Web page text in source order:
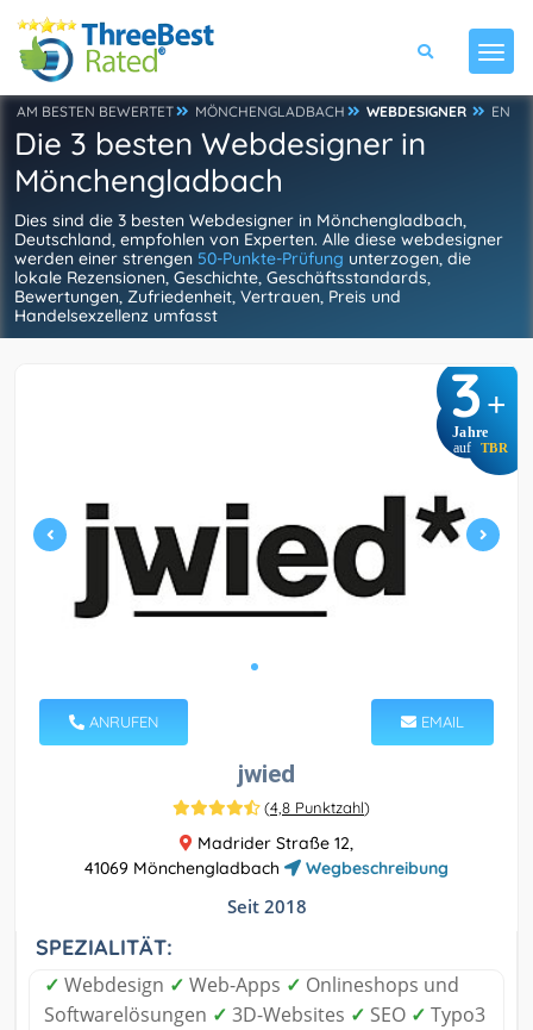
AM BESTEN BEWERTET MÖNCHENGLADBACH WEBDESIGNER EN
Die 3 besten Webdesigner in
Mönchengladbach
Dies sind die 3 besten Webdesigner in Mönchengladbach,
Deutschland, empfohlen von Experten. Alle diese webdesigner
werden einer strengen 50-Punkte-Prüfung unterzogen, die
lokale Rezensionen, Geschichte, Geschäftsstandards,
Bewertungen, Zufriedenheit, Vertrauen, Preis und
Handelsexzellenz umfasst
3+
Jahre
auf TBR
ANRUFEN EMAIL
jwied
(4,8 Punktzahl)
Madrider Straße 12,
41069 Mönchengladbach
Wegbeschreibung
Seit 2018
SPEZIALITÄT:
✓ Webdesign ✓ Web-Apps ✓ Onlineshops und
Softwarelösungen ✓ 3D-Websites ✓ SEO ✓ Typo3